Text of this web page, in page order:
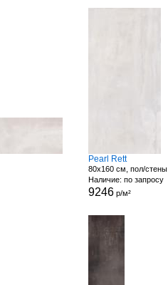
Pearl Rett
80x160 см, пол/стены
Наличие: по запросу
9246 р/м²